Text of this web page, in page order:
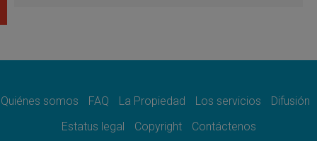
08.08.2026
08.08.2026
del Buen Consejo de Genazzano
Quiénes somos FAQ La Propiedad Los servicios
Difusión
Estatus legal
Copyright Contáctenos